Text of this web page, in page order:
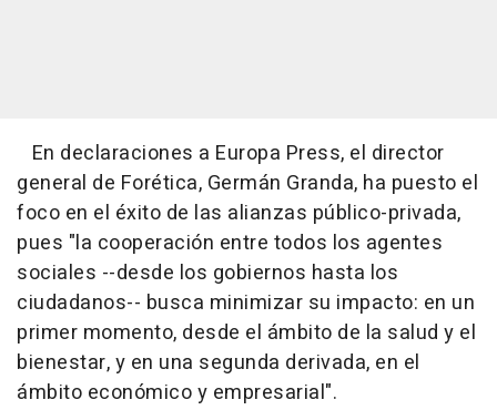
En declaraciones a Europa Press, el director
general de Forética, Germán Granda, ha puesto el
foco en el éxito de las alianzas público-privada,
pues "la cooperación entre todos los agentes
sociales --desde los gobiernos hasta los
ciudadanos-- busca minimizar su impacto: en un
primer momento, desde el ámbito de la salud y el
bienestar, y en una segunda derivada, en el
ámbito económico y empresarial".